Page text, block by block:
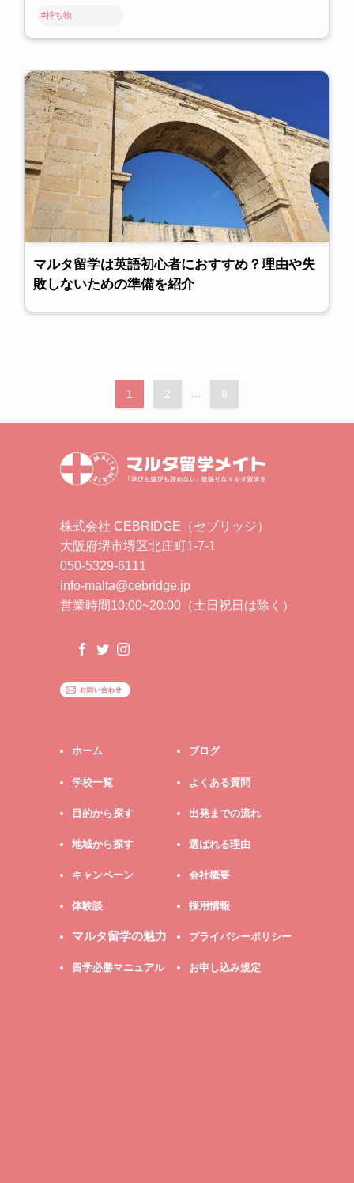
#持ち物
マルタ留学は英語初心者におすすめ？理由や失
敗しないための準備を紹介
1 2 ... 8
株式会社 CEBRIDGE（セブリッジ）
大阪府堺市堺区北庄町1-7-1
050-5329-6111
info-malta@cebridge.jp
営業時間10:00~20:00（土日祝日は除く）
ホーム
学校一覧
目的から探す
地域から探す
キャンペーン
体験談
マルタ留学の魅力
留学必勝マニュアル
ブログ
よくある質問
出発までの流れ
選ばれる理由
会社概要
採用情報
プライバシーポリシー
お申し込み規定